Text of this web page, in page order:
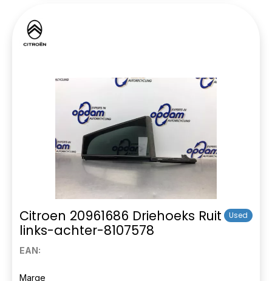
Citroen 20961686 Driehoeks Ruit
links-achter-8107578
Used
EAN:
Marge